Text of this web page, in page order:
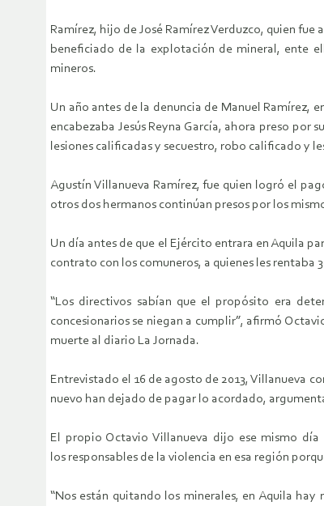
Ramírez, hijo de José Ramírez Verduzco, quien
beneficiado de la explotación de mineral, ente
mineros.
Un año antes de la denuncia de Manuel Ramírez,
encabezaba Jesús Reyna García, ahora preso
lesiones calificadas y secuestro, robo calificado y
Agustín Villanueva Ramírez, fue quien logró el
otros dos hermanos continúan presos por los
Un día antes de que el Ejército entrara en Aquila
contrato con los comuneros, a quienes les
“Los directivos sabían que el propósito era
concesionarios se niegan a cumplir”, afirmó
muerte al diario La Jornada.
Entrevistado el 16 de agosto de 2013, Villanueva
nuevo han dejado de pagar lo acordado,
El propio Octavio Villanueva dijo ese mismo
los responsables de la violencia en esa región
“Nos están quitando los minerales, en Aquila